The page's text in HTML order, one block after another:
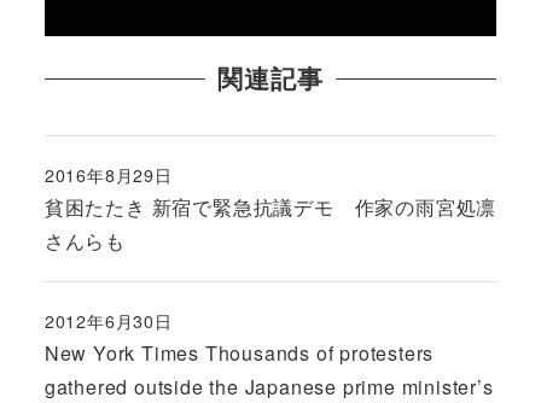
関連記事
貧困たたき 新宿で緊急抗議デモ 作家の雨宮処凛
さんらも
投稿日
2016年8月29日
New York Times Thousands of protesters
gathered outside the Japanese prime minister’s
投稿日
2012年6月30日